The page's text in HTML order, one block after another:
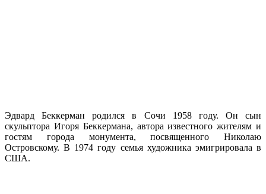
Эдвард Беккерман родился в Сочи 1958 году. Он сын
скульптора Игоря Беккермана, автора известного жителям и
гостям города монумента, посвященного Николаю
Островскому. В 1974 году семья художника эмигрировала в
США.